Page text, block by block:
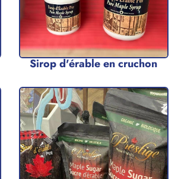
Sirop d'érable en cruchon